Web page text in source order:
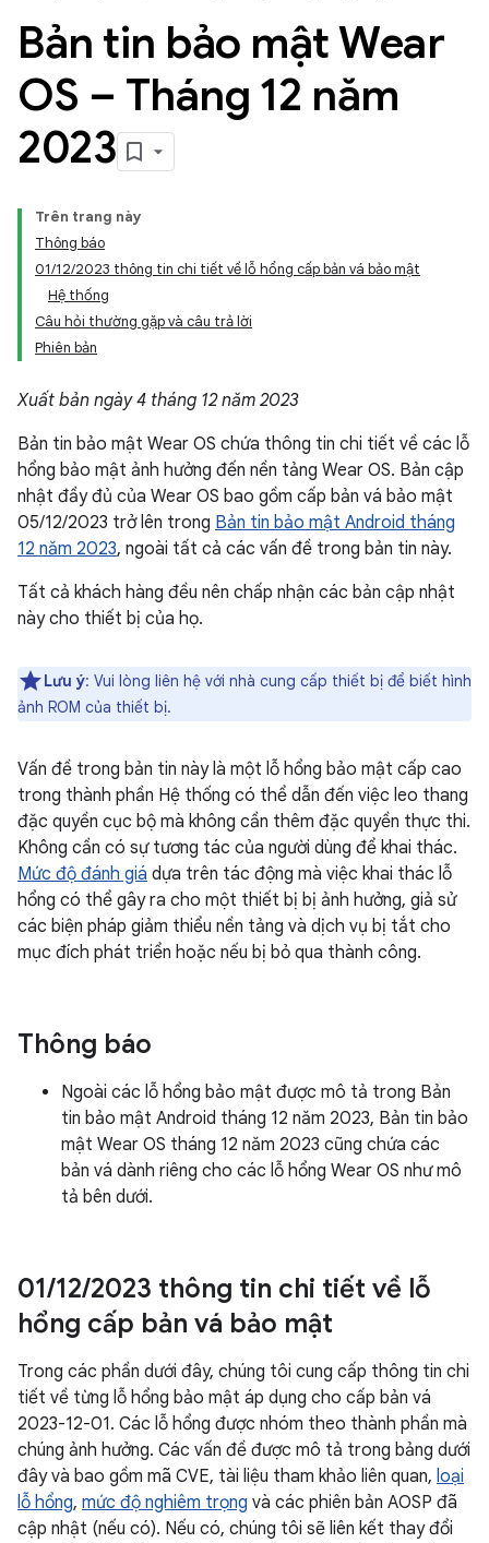
Bản tin bảo mật Wear
OS – Tháng 12 năm
2023
Trên trang này
Thông báo
01/12/2023 thông tin chi tiết về lỗ hổng cấp bản vá bảo mật
Hệ thống
Câu hỏi thường gặp và câu trả lời
Phiên bản
Xuất bản ngày 4 tháng 12 năm 2023
Bản tin bảo mật Wear OS chứa thông tin chi tiết về các lỗ
hổng bảo mật ảnh hưởng đến nền tảng Wear OS. Bản cập
nhật đầy đủ của Wear OS bao gồm cấp bản vá bảo mật
05/12/2023 trở lên trong Bản tin bảo mật Android tháng
12 năm 2023, ngoài tất cả các vấn đề trong bản tin này.
Tất cả khách hàng đều nên chấp nhận các bản cập nhật
này cho thiết bị của họ.
Lưu ý: Vui lòng liên hệ với nhà cung cấp thiết bị để biết hình
ảnh ROM của thiết bị.
Vấn đề trong bản tin này là một lỗ hổng bảo mật cấp cao
trong thành phần Hệ thống có thể dẫn đến việc leo thang
đặc quyền cục bộ mà không cần thêm đặc quyền thực thi.
Không cần có sự tương tác của người dùng để khai thác.
Mức độ đánh giá dựa trên tác động mà việc khai thác lỗ
hổng có thể gây ra cho một thiết bị bị ảnh hưởng, giả sử
các biện pháp giảm thiểu nền tảng và dịch vụ bị tắt cho
mục đích phát triển hoặc nếu bị bỏ qua thành công.
Thông báo
Ngoài các lỗ hổng bảo mật được mô tả trong Bản
tin bảo mật Android tháng 12 năm 2023, Bản tin bảo
mật Wear OS tháng 12 năm 2023 cũng chứa các
bản vá dành riêng cho các lỗ hổng Wear OS như mô
tả bên dưới.
01/12/2023 thông tin chi tiết về lỗ
hổng cấp bản vá bảo mật
Trong các phần dưới đây, chúng tôi cung cấp thông tin chi
tiết về từng lỗ hổng bảo mật áp dụng cho cấp bản vá
2023-12-01. Các lỗ hổng được nhóm theo thành phần mà
chúng ảnh hưởng. Các vấn đề được mô tả trong bảng dưới
đây và bao gồm mã CVE, tài liệu tham khảo liên quan, loại
lỗ hổng, mức độ nghiêm trọng và các phiên bản AOSP đã
cập nhật (nếu có). Nếu có, chúng tôi sẽ liên kết thay đổi